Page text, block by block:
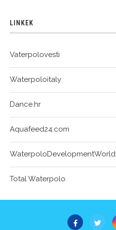
LINKEK
Vaterpolovesti
Waterpoloitaly
Dance.hr
Aquafeed24.com
WaterpoloDevelopmentWorld
Total Waterpolo